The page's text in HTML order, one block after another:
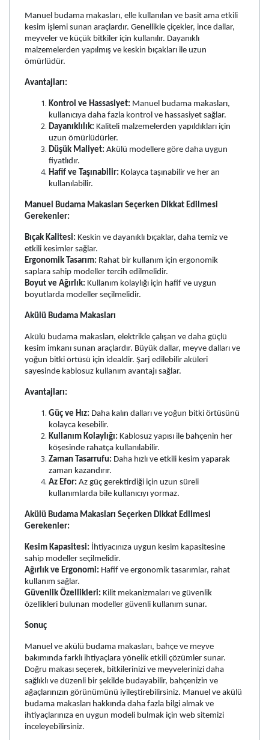
Manuel budama makasları, elle kullanılan ve basit ama etkili
kesim işlemi sunan araçlardır. Genellikle çiçekler, ince dallar,
meyveler ve küçük bitkiler için kullanılır. Dayanıklı
malzemelerden yapılmış ve keskin bıçakları ile uzun
ömürlüdür.
Avantajları:
Kontrol ve Hassasiyet: Manuel budama makasları,
kullanıcıya daha fazla kontrol ve hassasiyet sağlar.
Dayanıklılık: Kaliteli malzemelerden yapıldıkları için
uzun ömürlüdürler.
Düşük Maliyet: Akülü modellere göre daha uygun
fiyatlıdır.
Hafif ve Taşınabilir: Kolayca taşınabilir ve her an
kullanılabilir.
Manuel Budama Makasları Seçerken Dikkat Edilmesi
Gerekenler:
Bıçak Kalitesi: Keskin ve dayanıklı bıçaklar, daha temiz ve
etkili kesimler sağlar.
Ergonomik Tasarım: Rahat bir kullanım için ergonomik
saplara sahip modeller tercih edilmelidir.
Boyut ve Ağırlık: Kullanım kolaylığı için hafif ve uygun
boyutlarda modeller seçilmelidir.
Akülü Budama Makasları
Akülü budama makasları, elektrikle çalışan ve daha güçlü
kesim imkanı sunan araçlardır. Büyük dallar, meyve dalları ve
yoğun bitki örtüsü için idealdir. Şarj edilebilir aküleri
sayesinde kablosuz kullanım avantajı sağlar.
Avantajları:
Güç ve Hız: Daha kalın dalları ve yoğun bitki örtüsünü
kolayca kesebilir.
Kullanım Kolaylığı: Kablosuz yapısı ile bahçenin her
köşesinde rahatça kullanılabilir.
Zaman Tasarrufu: Daha hızlı ve etkili kesim yaparak
zaman kazandırır.
Az Efor: Az güç gerektirdiği için uzun süreli
kullanımlarda bile kullanıcıyı yormaz.
Akülü Budama Makasları Seçerken Dikkat Edilmesi
Gerekenler:
Kesim Kapasitesi: İhtiyacınıza uygun kesim kapasitesine
sahip modeller seçilmelidir.
Ağırlık ve Ergonomi: Hafif ve ergonomik tasarımlar, rahat
kullanım sağlar.
Güvenlik Özellikleri: Kilit mekanizmaları ve güvenlik
özellikleri bulunan modeller güvenli kullanım sunar.
Sonuç
Manuel ve akülü budama makasları, bahçe ve meyve
bakımında farklı ihtiyaçlara yönelik etkili çözümler sunar.
Doğru makası seçerek, bitkilerinizi ve meyvelerinizi daha
sağlıklı ve düzenli bir şekilde budayabilir, bahçenizin ve
ağaçlarınızın görünümünü iyileştirebilirsiniz. Manuel ve akülü
budama makasları hakkında daha fazla bilgi almak ve
ihtiyaçlarınıza en uygun modeli bulmak için web sitemizi
inceleyebilirsiniz.